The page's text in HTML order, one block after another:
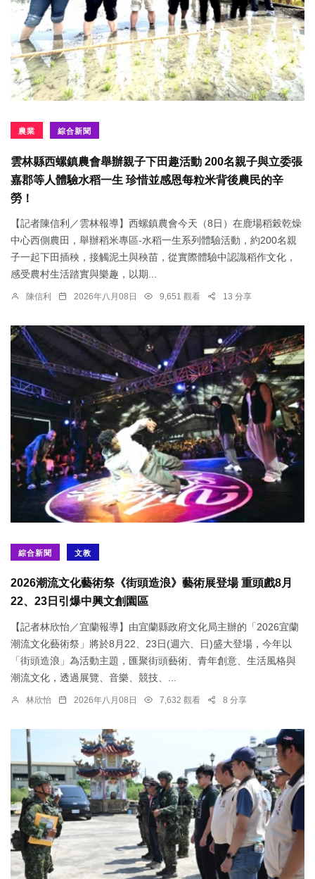
農業 綜合新聞
雲林縣西螺鎮農會舉辦親子下田趣活動 200名親子與立委張
嘉郡等人體驗水稻一生 珍惜並感恩每粒米背後農民的辛
勞！
【記者陳信利／雲林報導】西螺鎮農會今天（8日）在鹿場稻榖乾燥
中心西側農田，舉辦稻米專區-水稻一生系列體驗活動，約200名親
子一起下田插秧，接觸泥土與秧苗，從實際體驗中認識稻作文化，
感受農村生活踏實與樂趣，以期...
陳信利 2026年八月08日 9,651 觀看 13 分享
綜合新聞 文教
2026潮流文化藝術祭《街頭造浪》藝術展登場 重頭戲8月
22、23日引爆中興文創園區
【記者林欣怡／宜蘭報導】由宜蘭縣政府文化局主辦的「2026宜蘭
潮流文化藝術祭」將於8月22、23日(週六、日)盛大登場，今年以
「街頭造浪」為活動主題，匯聚街頭藝術、青年創意、生活風格與
潮流文化，透過展覽、音樂、競技、...
林欣怡 2026年八月08日 7,632 觀看 8 分享